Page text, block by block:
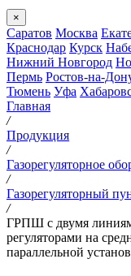
×
Саратов Москва
Краснодар Курск
Нижний Новгород
Пермь Ростов-на-
Тюмень Уфа
Главная
/
Продукция
/
Газорегуляторное
/
Газорегуляторный
/
ГРПШ с двумя
регуляторами на
параллельной